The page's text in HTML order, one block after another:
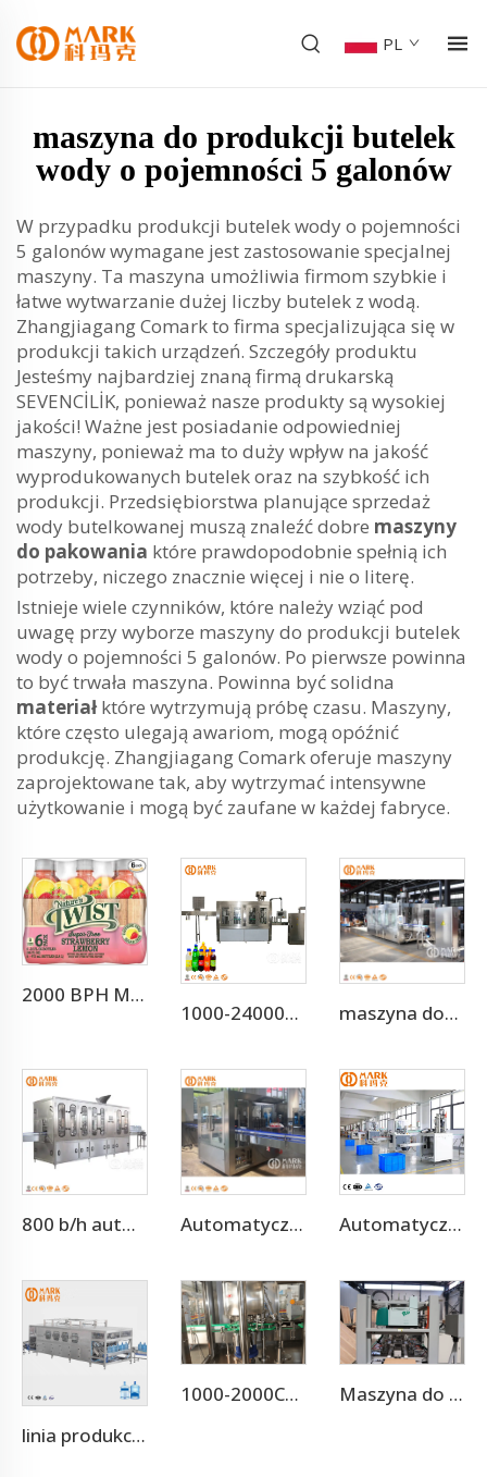
PL
maszyna do produkcji butelek
wody o pojemności 5 galonów
W przypadku produkcji butelek wody o pojemności
5 galonów wymagane jest zastosowanie specjalnej
maszyny. Ta maszyna umożliwia firmom szybkie i
łatwe wytwarzanie dużej liczby butelek z wodą.
Zhangjiagang Comark to firma specjalizująca się w
produkcji takich urządzeń. Szczegóły produktu
Jesteśmy najbardziej znaną firmą drukarską
SEVENCİLİK, ponieważ nasze produkty są wysokiej
jakości! Ważne jest posiadanie odpowiedniej
maszyny, ponieważ ma to duży wpływ na jakość
wyprodukowanych butelek oraz na szybkość ich
produkcji. Przedsiębiorstwa planujące sprzedaż
wody butelkowanej muszą znaleźć dobre maszyny
do pakowania które prawdopodobnie spełnią ich
potrzeby, niczego znacznie więcej i nie o literę.
Istnieje wiele czynników, które należy wziąć pod
uwagę przy wyborze maszyny do produkcji butelek
wody o pojemności 5 galonów. Po pierwsze powinna
to być trwała maszyna. Powinna być solidna
materiałktóre wytrzymują próbę czasu. Maszyny,
które często ulegają awariom, mogą opóźnić
produkcję. Zhangjiagang Comark oferuje maszyny
zaprojektowane tak, aby wytrzymać intensywne
użytkowanie i mogą być zaufane w każdej fabryce.
2000 BPH Mała linia produkcyjna soku owocowego
1000-24000BPH Maszyna do napełniania butelek wodą gazowaną, napojem gazowanym maszyna dozująca wody mineralnej 4,000BPH 3-10L
800 b/h automatyczne 5l maszynowe urządzenia do napełniania butelki z wodą (cgf 6-6-1) Automatyczna maszyna do etykietowania butli klejem op op Automatyczna szybkobieżna maszyna do cięcia butelek PE PVC PET
linia produkcyjna do napełniania wody 100-150 op/b, 5 galonów, 20 L, kompletna maszyna do napełniania wody z butelką PET
1000-2000CPH Najlepiej Sprzedające się Maszyny do Napełniania Aluminiowych Puszek PET z Napojami Gazowanymi Maszyna do pakowania kartonów